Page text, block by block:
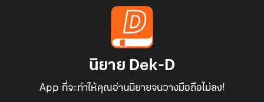
นิยาย Dek-D
App ที่จะทำให้คุณอ่านนิยายจนวางมือถือไม่ลง!